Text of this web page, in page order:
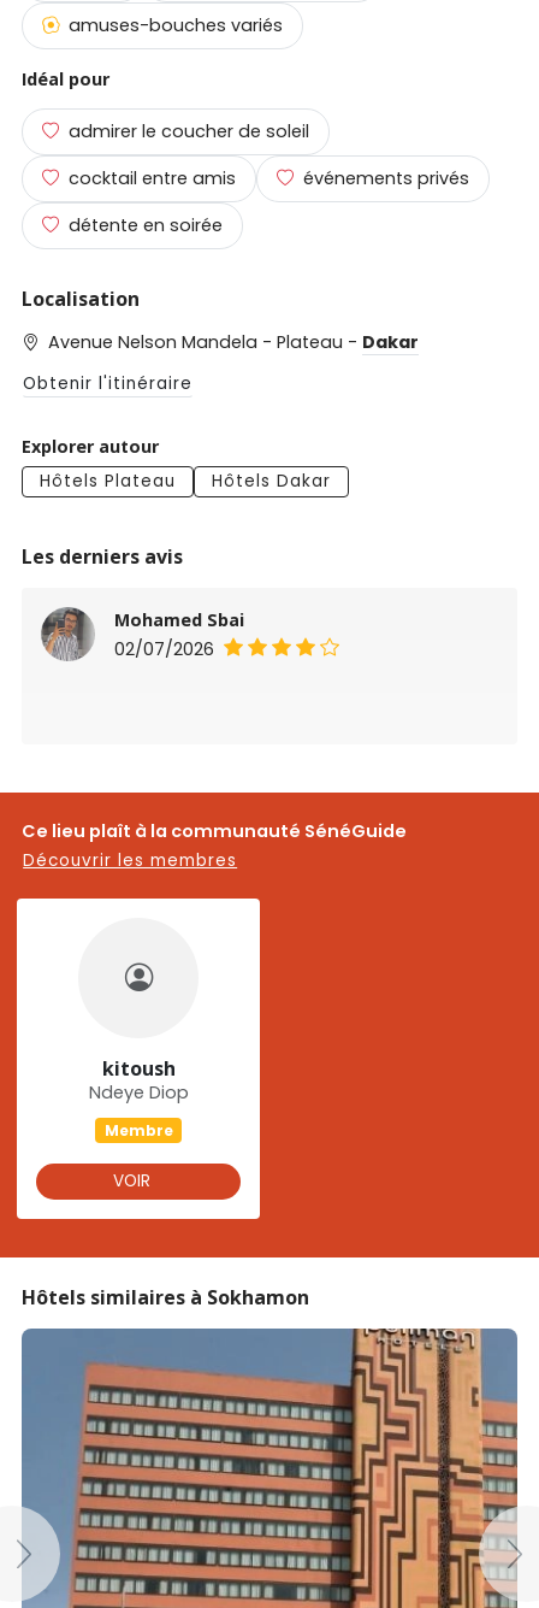
amuses-bouches variés
Idéal pour
admirer le coucher de soleil
cocktail entre amis
événements privés
détente en soirée
Localisation
Avenue Nelson Mandela - Plateau - Dakar
Obtenir l'itinéraire
Explorer autour
Hôtels Plateau
Hôtels Dakar
Les derniers avis
Mohamed Sbai
02/07/2026
Ce lieu plaît à la communauté SénéGuide
Découvrir les membres
kitoush
Ndeye Diop
Membre
VOIR
Hôtels similaires à Sokhamon